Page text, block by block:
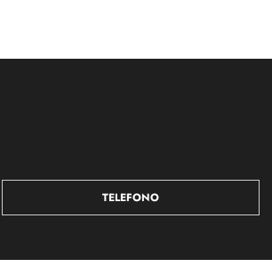
TELEFONO